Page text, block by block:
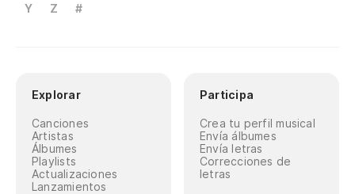
Y
Z #
Explorar
Canciones
Artistas
Álbumes
Playlists
Actualizaciones
Lanzamientos
Participa
Crea tu perfil musical
Envía álbumes
Envía letras
Correcciones de
letras